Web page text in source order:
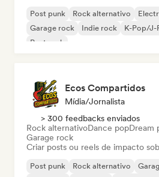
Post punk Rock alternativo
Garage rock
Indie rock K-Pop/J-
Post rock
Ecos Compartidos
Mídia/Jornalista
> 300 feedbacks enviados
Rock alternativoDance popDream
Garage rock
Criar posts ou reels de impacto
Post punk Rock alternativo